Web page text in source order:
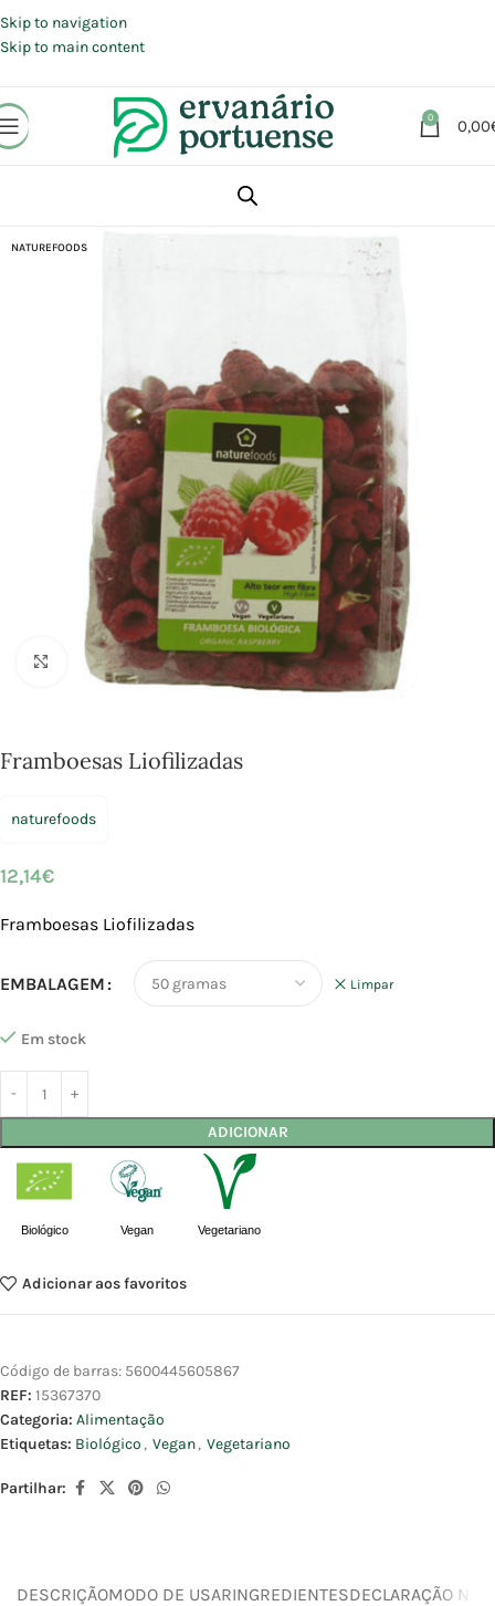
Skip to navigation
Skip to main content
0 0,00
Alimentação
NATUREFOODS
Click to enlarge
Framboesas Liofilizadas
naturefoods
12,14€
Framboesas Liofilizadas
EMBALAGEM Limpar
Em stock
ADICIONAR
Biológico Vegan Vegetariano
Adicionar aos favoritos
Código de barras: 5600445605867
REF: 15367370
Categoria: Alimentação
Etiquetas: Biológico , Vegan, Vegetariano
Partilhar:
DESCRIÇÃOMODO DE USARINGREDIENTESDECLARAÇÃO